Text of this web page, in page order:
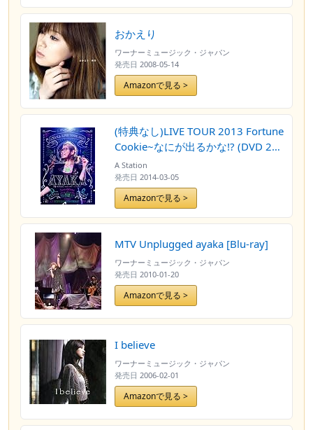
おかえり
ワーナーミュージック・ジャパン
発売日 2008-05-14
Amazonで見る >
(特典なし)LIVE TOUR 2013 Fortune
Cookie~なにが出るかな!? (DVD 2枚
組)
A Station
発売日 2014-03-05
Amazonで見る >
MTV Unplugged ayaka [Blu-ray]
ワーナーミュージック・ジャパン
発売日 2010-01-20
Amazonで見る >
I believe
ワーナーミュージック・ジャパン
発売日 2006-02-01
Amazonで見る >